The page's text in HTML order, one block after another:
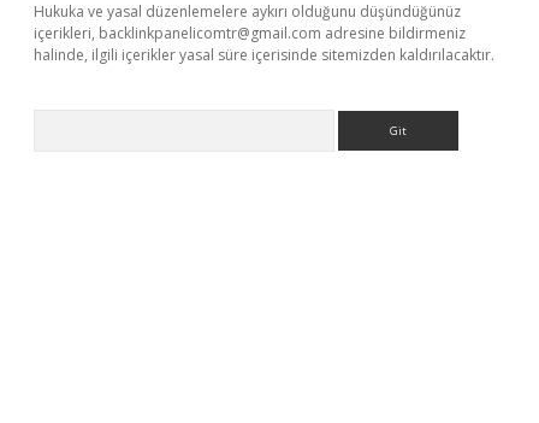
Hukuka ve yasal düzenlemelere aykırı olduğunu düşündüğünüz
içerikleri, backlinkpanelicomtr@gmail.com adresine bildirmeniz
halinde, ilgili içerikler yasal süre içerisinde sitemizden kaldırılacaktır.